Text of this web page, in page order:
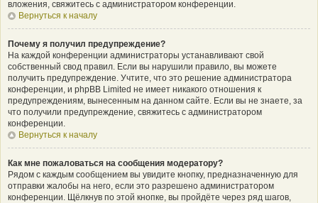
вложения, свяжитесь с администратором конференции.
Вернуться к началу
Почему я получил предупреждение?
На каждой конференции администраторы устанавливают свой
собственный свод правил. Если вы нарушили правило, вы можете
получить предупреждение. Учтите, что это решение администратора
конференции, и phpBB Limited не имеет никакого отношения к
предупреждениям, вынесенным на данном сайте. Если вы не знаете, за
что получили предупреждение, свяжитесь с администратором
конференции.
Вернуться к началу
Как мне пожаловаться на сообщения модератору?
Рядом с каждым сообщением вы увидите кнопку, предназначенную для
отправки жалобы на него, если это разрешено администратором
конференции. Щёлкнув по этой кнопке, вы пройдёте через ряд шагов,